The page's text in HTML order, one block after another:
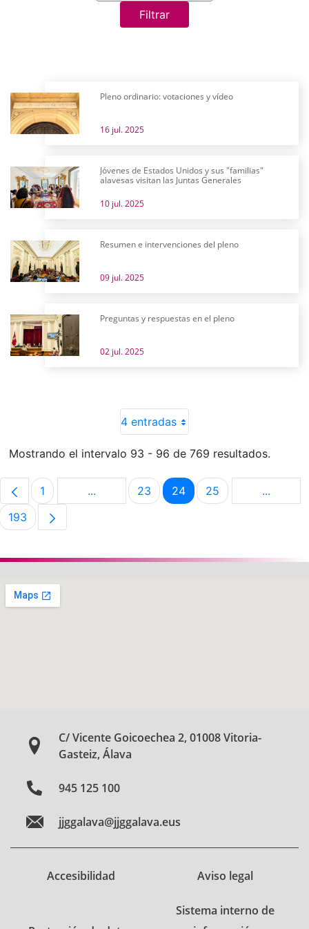
Filtrar
Pleno ordinario: votaciones y vídeo
16 jul. 2025
Jóvenes de Estados Unidos y sus "familias"
alavesas visitan las Juntas Generales
10 jul. 2025
Resumen e intervenciones del pleno
09 jul. 2025
Preguntas y respuestas en el pleno
02 jul. 2025
4 entradas
Mostrando el intervalo 93 - 96 de 769 resultados.
Página
1 ...Páginas intermedias Use TAB para
Página
23 Página
24 Página
25 ...
Página
193
C/ Vicente Goicoechea 2, 01008 Vitoria-
Gasteiz, Álava
945 125 100
jjggalava@jjggalava.eus
Accesibilidad Aviso legal
Sistema interno de